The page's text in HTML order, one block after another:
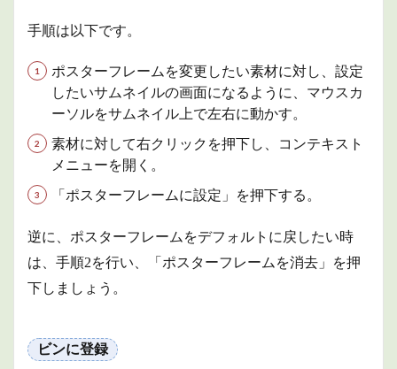
手順は以下です。
ポスターフレームを変更したい素材に対し、設定
したいサムネイルの画面になるように、マウスカ
ーソルをサムネイル上で左右に動かす。
素材に対して右クリックを押下し、コンテキスト
メニューを開く。
「ポスターフレームに設定」を押下する。
逆に、ポスターフレームをデフォルトに戻したい時
は、手順2を行い、「ポスターフレームを消去」を押
下しましょう。
ビンに登録